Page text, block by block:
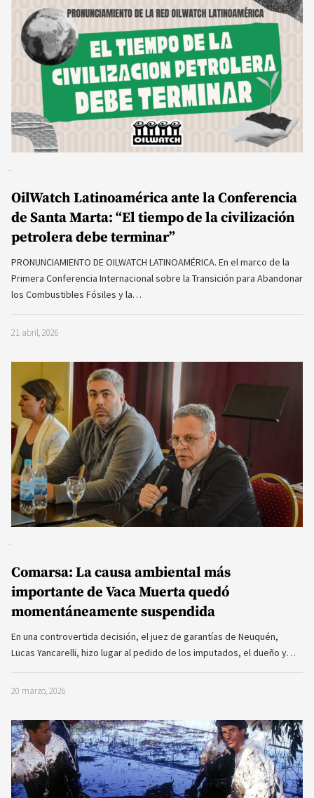
OilWatch Latinoamérica ante la Conferencia
de Santa Marta: “El tiempo de la civilización
petrolera debe terminar”
PRONUNCIAMIENTO DE OILWATCH LATINOAMÉRICA. En el marco de la
Primera Conferencia Internacional sobre la Transición para Abandonar
los Combustibles Fósiles y la…
21 abril, 2026
Comarsa: La causa ambiental más
importante de Vaca Muerta quedó
momentáneamente suspendida
En una controvertida decisión, el juez de garantías de Neuquén,
Lucas Yancarelli, hizo lugar al pedido de los imputados, el dueño y…
20 marzo, 2026